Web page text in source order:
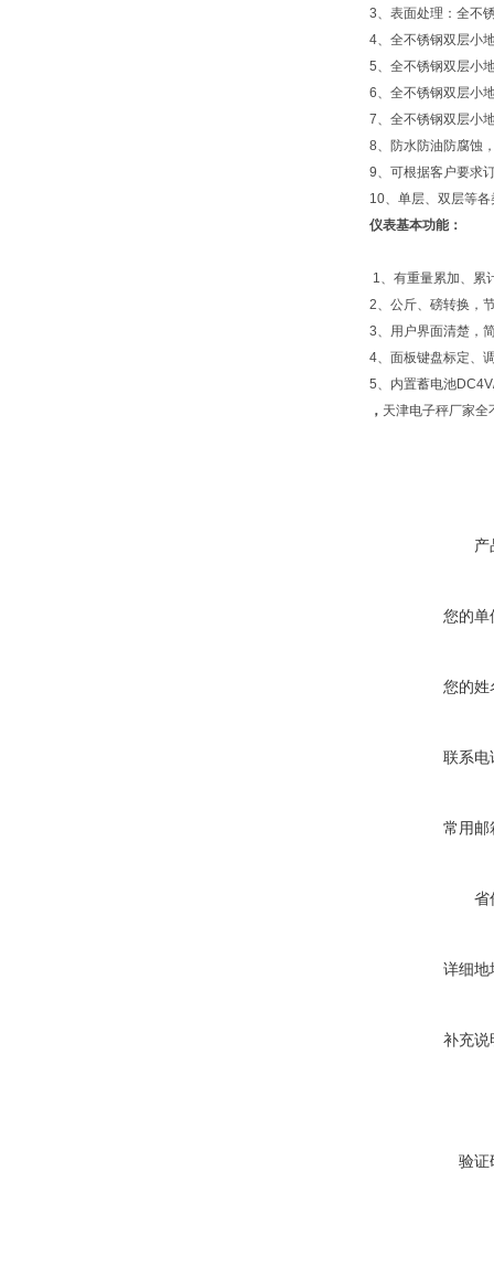
3、表面处理：全不
4、全不锈钢双层小
5、全不锈钢双层小
6、全不锈钢双层小
7、全不锈钢双层小
8、防水防油防腐蚀
9、可根据客户要求
10、单层、双层等
仪表基本功能：
1、有重量累加、累
2、公斤、磅转换，
3、用户界面清楚，
4、面板键盘标定、
5、内置蓄电池
， 天津电子秤厂家全
产
您的单
您的姓
联系电
常用邮
省
详细地
补充说
验证